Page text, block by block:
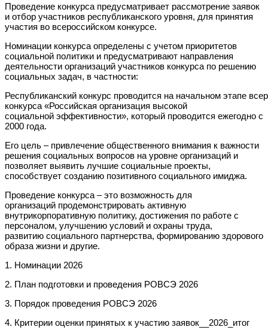
Проведение конкурса предусматривает рассмотрение заявок
и отбор участников республиканского уровня, для принятия
участия во всероссийском конкурсе.
Номинации конкурса определены с учетом приоритетов
социальной политики и предусматривают направления
деятельности организаций участников конкурса по решению
социальных задач, в частности:
Республиканский конкурс проводится на начальном этапе
конкурса «Российская организация высокой
социальной эффективности», который проводится ежегодно с
2000 года.
Его цель – привлечение общественного внимания к важности
решения социальных вопросов на уровне организаций и
позволяет выявить лучшие социальные проекты,
способствует созданию позитивного социального имиджа.
Проведение конкурса – это возможность для
организаций продемонстрировать активную
внутрикорпоративную политику, достижения по работе с
персоналом, улучшению условий и охраны труда,
развитию социального партнерства, формированию здорового
образа жизни и другие.
1. Номинации 2026
2. План подготовки и проведения РОВСЭ 2026
3. Порядок проведения РОВСЭ 2026
4. Критерии оценки принятых к участию заявок__2026_итог